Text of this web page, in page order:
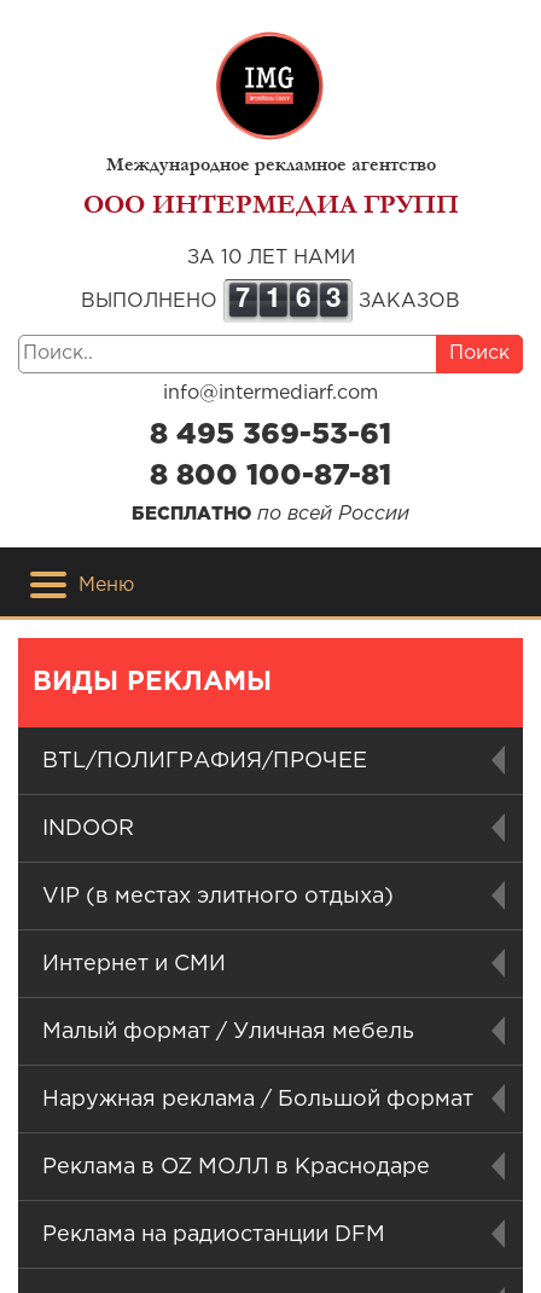
Международное рекламное агентство
ООО ИНТЕРМЕДИА ГРУПП
ЗА 10 ЛЕТ НАМИ
ВЫПОЛНЕНО 7 1 6 3 ЗАКАЗОВ
Поиск
info@intermediarf.com
8 495 369-53-61
8 800 100-87-81
БЕСПЛАТНО по всей России
Меню
ВИДЫ РЕКЛАМЫ
BTL/ПОЛИГРАФИЯ/ПРОЧЕЕ
INDOOR
VIP (в местах элитного отдыха)
Интернет и СМИ
Малый формат / Уличная мебель
Наружная реклама / Большой формат
Реклама в OZ МОЛЛ в Краснодаре
Реклама на радиостанции DFM